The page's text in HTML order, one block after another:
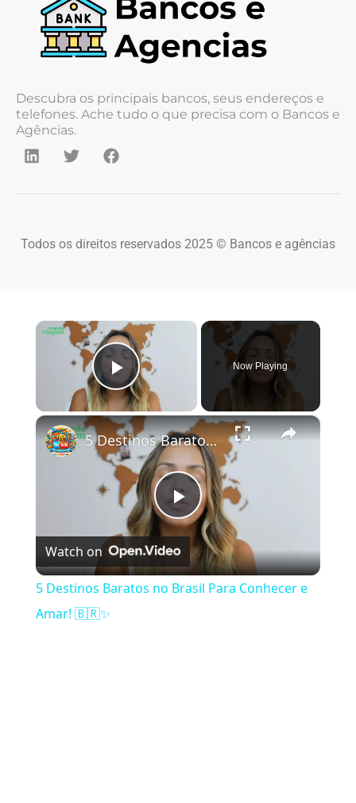
Descubra os principais bancos, seus endereços e
telefones. Ache tudo o que precisa com o Bancos e
Agências.
Todos os direitos reservados 2025 © Bancos e agências
×
Play Video
Now Playing
×
Play Video
5 Destinos Baratos no Brasil Para Conhecer e Amar! 🇧🇷✨
Watch on
5 Destinos Baratos no Brasil Para Conhecer e
Amar! 🇧🇷✨